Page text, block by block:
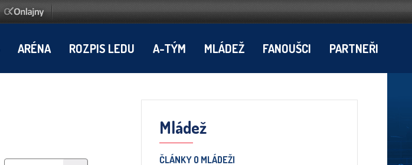
ARÉNA ROZPIS LEDU A-TÝM MLÁDEŽ FANOUŠCI PARTNEŘI
Mládež
ČLÁNKY O MLÁDEŽI